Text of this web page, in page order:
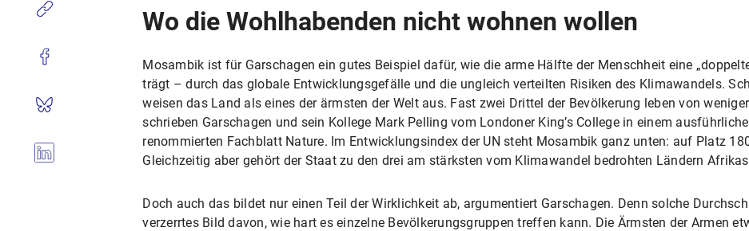
Wo die Wohlhabenden nicht wohnen wollen
Mosambik ist für Garschagen ein gutes Beispiel dafür, wie die arme Hälfte der Menschheit eine
trägt – durch das globale Entwicklungsgefälle und die ungleich verteilten Risiken des Klimawandels.
weisen das Land als eines der ärmsten der Welt aus. Fast zwei Drittel der Bevölkerung leben von
schrieben Garschagen und sein Kollege Mark Pelling vom Londoner King’s College in einem
renommierten Fachblatt Nature. Im Entwicklungsindex der UN steht Mosambik ganz unten: auf Platz
Gleichzeitig aber gehört der Staat zu den drei am stärksten vom Klimawandel bedrohten Ländern
Doch auch das bildet nur einen Teil der Wirklichkeit ab, argumentiert Garschagen. Denn solche
verzerrtes Bild davon, wie hart es einzelne Bevölkerungsgruppen treffen kann. Die Ärmsten der Armen